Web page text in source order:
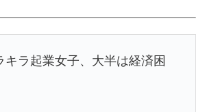
キラ起業女子、大半は経済困